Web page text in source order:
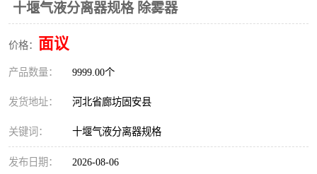
十堰气液分离器规格 除雾器
价格： 面议
产品数量： 9999.00个
发货地址： 河北省廊坊固安县
关键词： 十堰气液分离器规格
发布日期： 2026-08-06